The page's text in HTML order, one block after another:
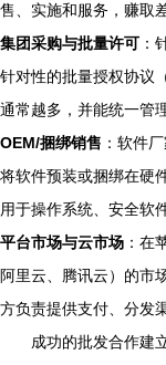
售、实施和服务，赚取
集团采购与批量许可 ：
针对性的批量授权协议
通常越多，并能统一管
OEM/捆绑销售 ：软件
将软件预装或捆绑在硬
用于操作系统、安全软
平台市场与云市场 ：在
阿里云、腾讯云）的市
方负责提供支付、分发
成功的批发合作建